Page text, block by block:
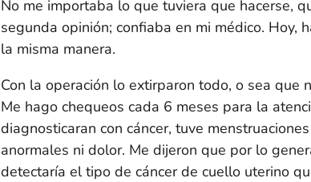
No me importaba lo que tuviera que hacerse,
segunda opinión; confiaba en mi médico. Hoy,
la misma manera.
Con la operación lo extirparon todo, o sea que
Me hago chequeos cada 6 meses para la
diagnosticaran con cáncer, tuve
anormales ni dolor. Me dijeron que por lo
detectaría el tipo de cáncer de cuello uterino